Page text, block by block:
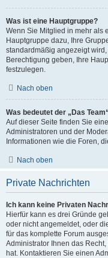
Was ist eine Hauptgruppe?
Wenn Sie Mitglied in mehr als
Hauptgruppe dazu, Ihre
standardmäßig angezeigt
Berechtigung geben, Ihre
festzulegen.
Nach oben
Was bedeutet der „Das
Auf dieser Seite finden Sie
Administratoren und der
Informationen wie die Foren,
Nach oben
Private Nachrichten
Ich kann keine Privaten
Hierfür kann es drei Gründe
oder nicht angemeldet, oder
für das komplette Forum
Administrator Ihnen das
hat. Kontaktieren Sie einen